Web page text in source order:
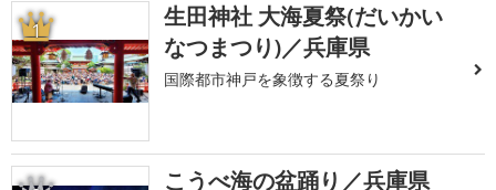
1
生田神社 大海夏祭(だいかい
なつまつり)／兵庫県
国際都市神戸を象徴する夏祭り
こうべ海の盆踊り／兵庫県